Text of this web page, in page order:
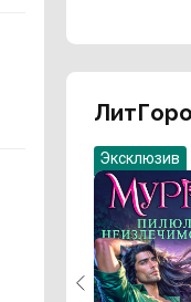
Эксклюзив